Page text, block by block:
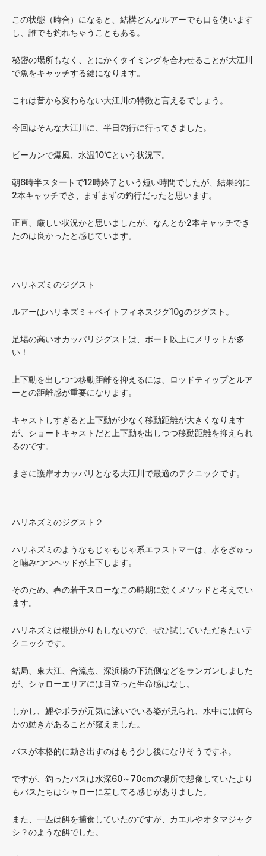
この状態（時合）になると、結構どんなルアーでも口を使います
し、誰でも釣れちゃうこともある。
秘密の場所もなく、とにかくタイミングを合わせることが大江川
で魚をキャッチする鍵になります。
これは昔から変わらない大江川の特徴と言えるでしょう。
今回はそんな大江川に、半日釣行に行ってきました。
ピーカンで爆風、水温10℃という状況下。
朝6時半スタートで12時終了という短い時間でしたが、結果的に
2本キャッチでき、まずまずの釣行だったと思います。
正直、厳しい状況かと思いましたが、なんとか2本キャッチでき
たのは良かったと感じています。
ハリネズミのジグスト
ルアーはハリネズミ＋ベイトフィネスジグ10gのジグスト。
足場の高いオカッパリジグストは、ボート以上にメリットが多
い！
上下動を出しつつ移動距離を抑えるには、ロッドティップとルア
ーとの距離感が重要になります。
キャストしすぎると上下動が少なく移動距離が大きくなります
が、ショートキャストだと上下動を出しつつ移動距離を抑えられ
るのです。
まさに護岸オカッパリとなる大江川で最適のテクニックです。
ハリネズミのジグスト２
ハリネズミのようなもじゃもじゃ系エラストマーは、水をぎゅっ
と噛みつつヘッドが上下します。
そのため、春の若干スローなこの時期に効くメソッドと考えてい
ます。
ハリネズミは根掛かりもしないので、ぜひ試していただきたいテ
クニックです。
結局、東大江、合流点、深浜橋の下流側などをランガンしました
が、シャローエリアには目立った生命感はなし。
しかし、鯉やボラが元気に泳いでいる姿が見られ、水中には何ら
かの動きがあることが窺えました。
バスが本格的に動き出すのはもう少し後になりそうですネ。
ですが、釣ったバスは水深60～70cmの場所で想像していたより
もバスたちはシャローに差してる感じがありました。
また、一匹は餌を捕食していたのですが、カエルやオタマジャク
シ？のような餌でした。